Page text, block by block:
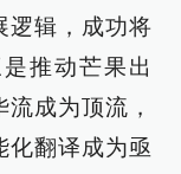
逻辑，成功将
推动芒果出
成为顶流，
化翻译成为亟